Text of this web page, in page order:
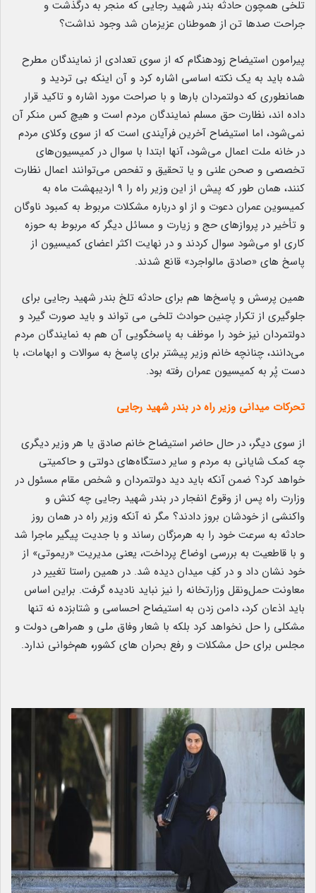
تلخی همچون حادثه بندر شهید رجایی که منجر به درگذشت و
جراحت صدها تن از هموطنان عزیزمان شد وجود نداشت؟
پیرامون استیضاح زودهنگام که از سوی تعدادی از نمایندگان مطرح
شده باید به یک نکته اساسی اشاره کرد و آن اینکه بی تردید و
همانطوری که دولتمردان بارها و با صراحت مورد اشاره و تاکید قرار
داده اند، نظارت حق مسلم نمایندگان مردم است و هیچ کس منکر آن
نمی‌شود، اما استیضاح آخرین فرآیندی است که از سوی وکلای مردم
در خانه ملت اعمال می‌شود، آنها ابتدا با سوال در کمیسیون‌های
تخصصی و صحن علنی و یا تحقیق و تفحص می‌توانند اعمال نظارت
کنند، همان طور که پیش از این وزیر راه را ۹ اردیبهشت ماه به
کمیسوین عمران دعوت و از او درباره مشکلات مربوط به کمبود ناوگان
و تأخیر در پروازهای حج و زیارت و مسائل دیگر که مربوط به حوزه
کاری او می‌شود سوال کردند و در نهایت اکثر اعضای کمیسیون از
پاسخ های «صادق مالواجرد» قانع شدند.
همین پرسش و پاسخ‌ها هم برای حادثه تلخ بندر شهید رجایی برای
جلوگیری از تکرار چنین حوادث تلخی می تواند و باید صورت گیرد و
دولتمردان نیز خود را موظف به پاسخگویی آن هم به نمایندگان مردم
می‌دانند، چنانچه خانم وزیر پیشتر برای پاسخ به سوالات و ابهامات، با
دست پُر به کمیسیون عمران رفته بود.
تحرکات میدانی وزیر راه در بندر شهید رجایی
از سوی دیگر، در حال حاضر استیضاح خانم صادق یا هر وزیر دیگری
چه کمک شایانی به مردم و سایر دستگاه‌های دولتی و حاکمیتی
خواهد کرد؟ ضمن آنکه باید دید دولتمردان و شخص مقام مسئول در
وزارت راه پس از وقوع انفجار در بندر شهید رجایی چه کنش و
واکنشی از خودشان بروز دادند؟ مگر نه آنکه وزیر راه در همان روز
حادثه به سرعت خود را به هرمزگان رساند و با جدیت پیگیر ماجرا شد
و با قاطعیت به بررسی اوضاع پرداخت، یعنی مدیریت «ریموتی» از
خود نشان داد و در کفِ میدان دیده شد. در همین راستا تغییر در
معاونت حمل‌ونقل وزارتخانه را نیز نباید نادیده گرفت. براین اساس
باید اذعان کرد، دامن زدن به استیضاح احساسی و شتابزده نه تنها
مشکلی را حل نخواهد کرد بلکه با شعار وفاق ملی و همراهی دولت و
مجلس برای حل مشکلات و رفع بحران های کشور، هم‌خوانی ندارد.